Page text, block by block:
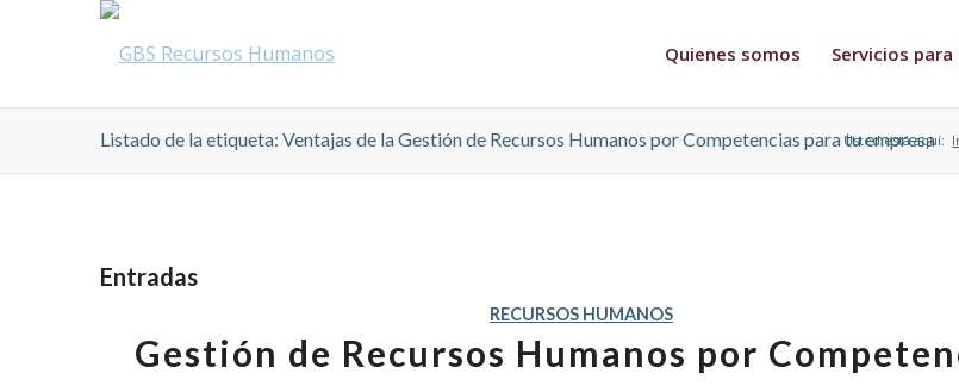
Quienes somos Servicios
Listado de la etiqueta: Ventajas de la Gestión de Recursos Humanos por Competencias para tu empresa
Usted está aquí:
Entradas
RECURSOS HUMANOS
Gestión de Recursos Humanos por